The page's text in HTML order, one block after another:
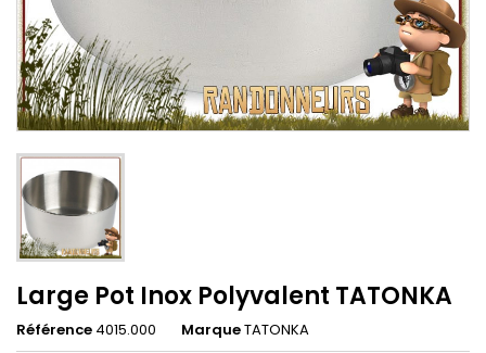
Large Pot Inox Polyvalent TATONKA
Référence 4015.000 MarqueTATONKA